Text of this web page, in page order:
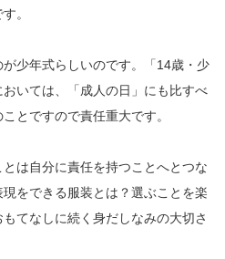
。
少年式らしいのです。「14歳・少
いては、「成人の日」にも比すべ
とですので責任重大です。
は自分に責任を持つことへとつな
をできる服装とは？選ぶことを楽
てなしに続く身だしなみの大切さ